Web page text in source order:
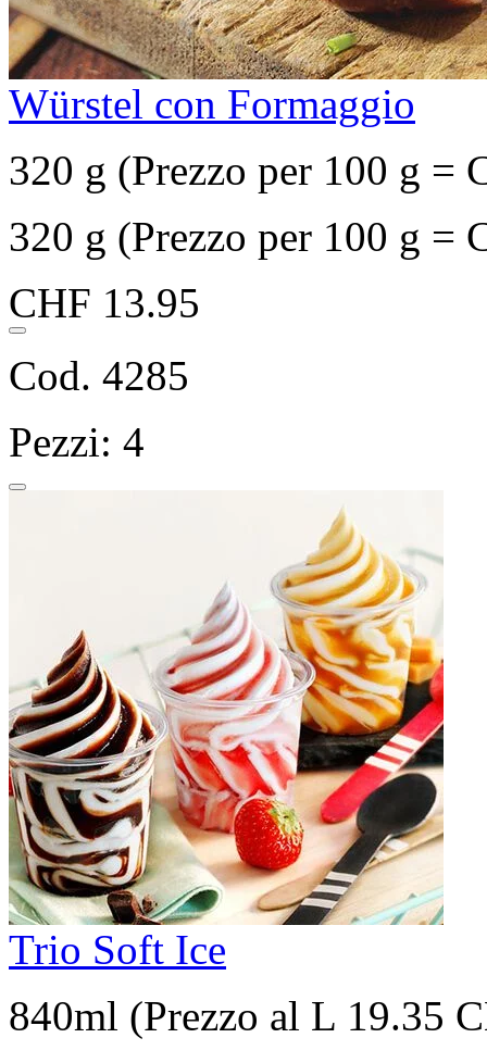
Würstel con Formaggio
320 g (Prezzo per 100 g =
320 g (Prezzo per 100 g =
CHF 13.95
Cod. 4285
Pezzi: 4
Trio Soft Ice
840ml (Prezzo al L 19.35